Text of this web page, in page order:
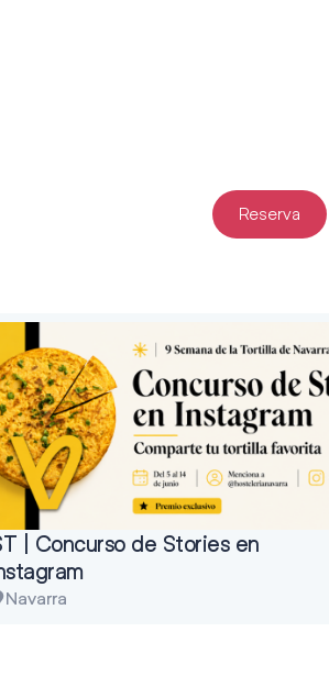
Reserva
| Concurso de Stories en
Navarra